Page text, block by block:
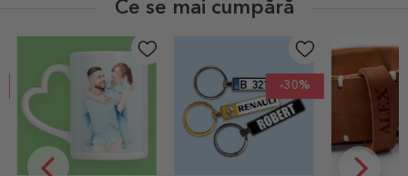
Ce se mai cumpără
-30%